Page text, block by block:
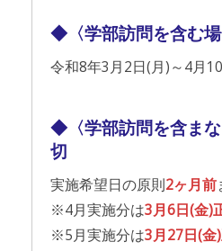
◆〈学部訪問を含む
令和8年3月2日(月)～4月
◆〈学部訪問を含ま
切
実施希望日の原則2ヶ月前
※4月実施分は3月6日(金)
※5月実施分は3月27日(金